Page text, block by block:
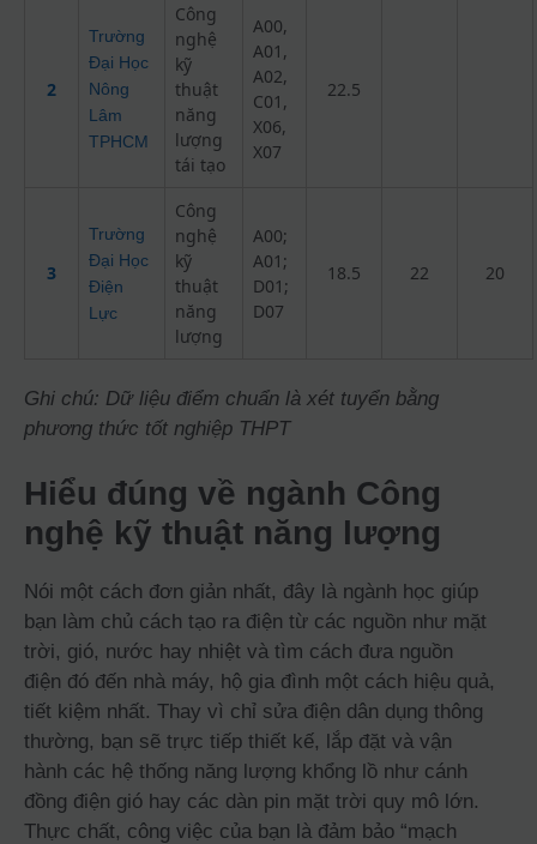
2
Trường
Đại Học
Nông
Lâm
TPHCM
Công
nghệ
kỹ
thuật
năng
lượng
tái tạo
A00,
A01,
A02,
C01,
X06,
X07
22.5
3
Trường
Đại Học
Điện
Lực
Công
nghệ
kỹ
thuật
năng
lượng
A00;
A01;
D01;
D07
18.5 22 20
Ghi chú: Dữ liệu điểm chuẩn là xét tuyển bằng
phương thức tốt nghiệp THPT
Hiểu đúng về ngành Công
nghệ kỹ thuật năng lượng
Nói một cách đơn giản nhất, đây là ngành học giúp
bạn làm chủ cách tạo ra điện từ các nguồn như mặt
trời, gió, nước hay nhiệt và tìm cách đưa nguồn
điện đó đến nhà máy, hộ gia đình một cách hiệu quả,
tiết kiệm nhất. Thay vì chỉ sửa điện dân dụng thông
thường, bạn sẽ trực tiếp thiết kế, lắp đặt và vận
hành các hệ thống năng lượng khổng lồ như cánh
đồng điện gió hay các dàn pin mặt trời quy mô lớn.
Thực chất, công việc của bạn là đảm bảo “mạch